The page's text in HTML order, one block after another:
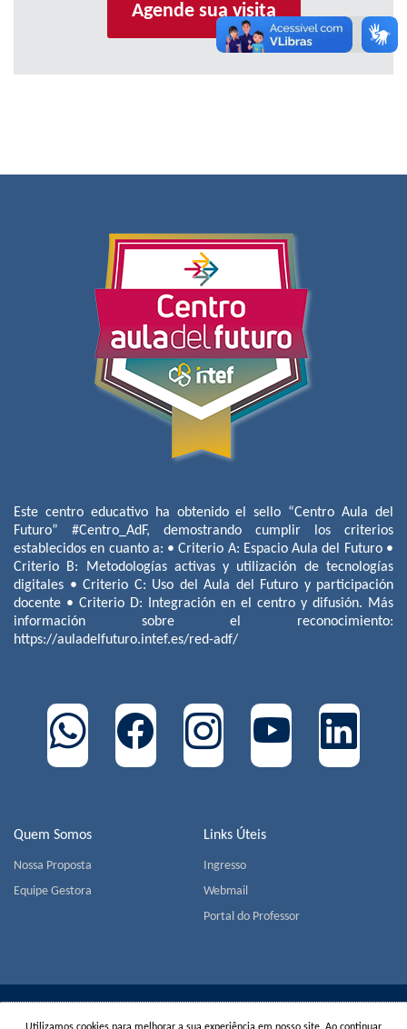
Agende sua visita
Quem Somos
Nossa Proposta
Equipe Gestora
Links Úteis
Ingresso
Webmail
Portal do Professor
Este centro educativo ha obtenido el sello “Centro Aula del
Futuro” #Centro_AdF, demostrando cumplir los criterios
establecidos en cuanto a: • Criterio A: Espacio Aula del Futuro •
Criterio B: Metodologías activas y utilización de tecnologías
digitales • Criterio C: Uso del Aula del Futuro y participación
docente • Criterio D: Integración en el centro y difusión. Más
información sobre el reconocimiento:
https://auladelfuturo.intef.es/red-adf/